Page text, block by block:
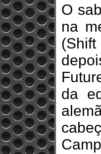
O
na
da